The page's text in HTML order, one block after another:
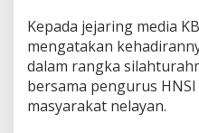
Kepada jejaring media
mengatakan
dalam rangka
bersama pengurus
masyarakat nelayan.